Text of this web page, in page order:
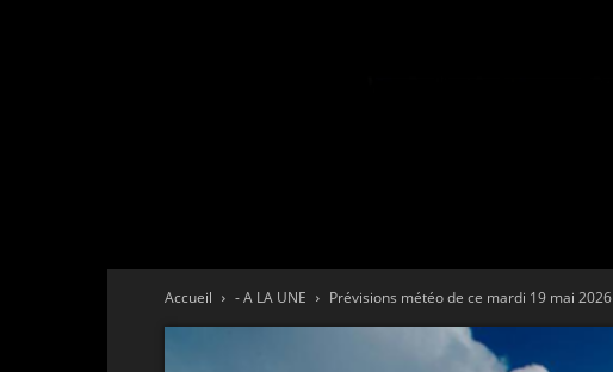
Accueil - A LA UNE Prévisions météo de ce mardi 19 mai 2026